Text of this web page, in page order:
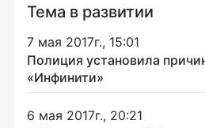
Тема в развитии
7 мая 2017г., 15:01
Полиция установила
«Инфинити»
6 мая 2017г., 20:21